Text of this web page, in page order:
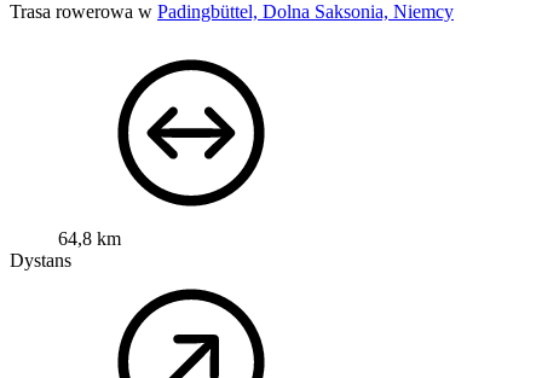
Trasa rowerowa w Padingbüttel, Dolna Saksonia, Niemcy
64,8 km
Dystans